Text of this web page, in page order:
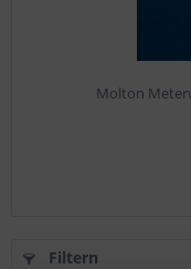
Molton
Filtern